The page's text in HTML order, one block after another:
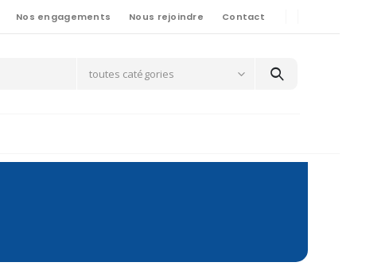
Nos engagements Nous rejoindre Contact
toutes catégories